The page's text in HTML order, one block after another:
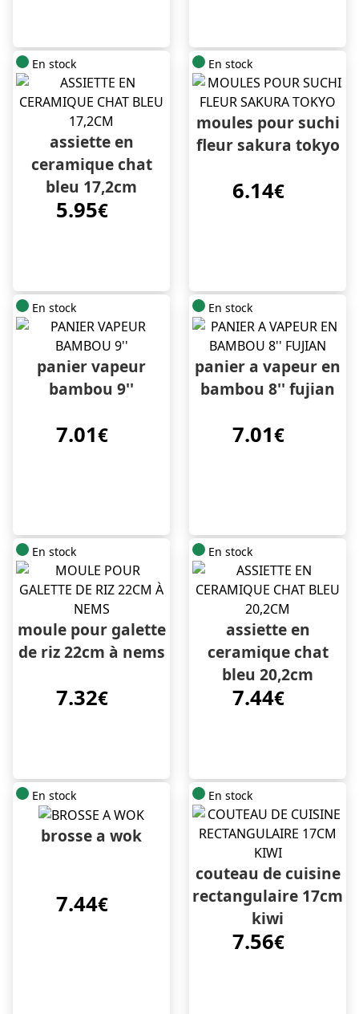
En stock
assiette en
ceramique chat
bleu 17,2cm
5.95€
En stock
moules pour suchi
fleur sakura tokyo
6.14€
En stock
panier vapeur
bambou 9''
7.01€
En stock
panier a vapeur en
bambou 8'' fujian
7.01€
En stock
moule pour galette
de riz 22cm à nems
7.32€
En stock
assiette en
ceramique chat
bleu 20,2cm
7.44€
En stock
brosse a wok
7.44€
En stock
couteau de cuisine
rectangulaire 17cm
kiwi
7.56€